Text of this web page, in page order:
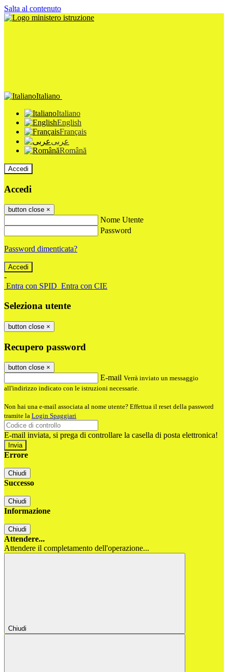
Salta al contenuto
Italiano
Italiano
English
Français
عربى
Română
Accedi
Accedi
button close ×
Nome Utente
Password
Password dimenticata?
-
Entra con SPID Entra con CIE
Seleziona utente
button close ×
Recupero password
button close ×
E-mail Verrà inviato un messaggio
all'indirizzo indicato con le istruzioni necessarie.
Non hai una e-mail associata al nome utente? Effettua il reset della password
tramite la Login Spaggiari
E-mail inviata, si prega di controllare la casella di posta elettronica!
Errore
Chiudi
Successo
Chiudi
Informazione
Chiudi
Attendere...
Attendere il completamento dell'operazione...
Chiudi